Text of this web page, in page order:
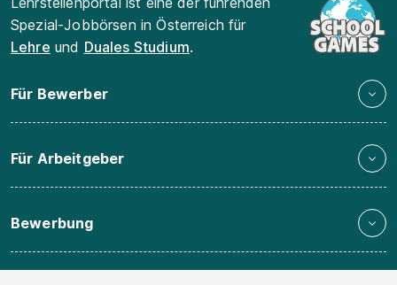
Spezial-Jobbörsen in Österreich für
Lehre und Duales Studium.
Für Bewerber
Für Arbeitgeber
Bewerbung